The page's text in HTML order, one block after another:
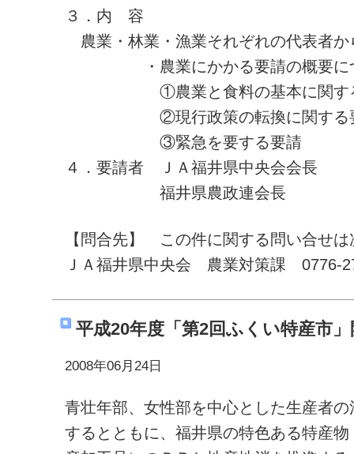
３．内 容
農業・林業・漁業それぞれの代表者か
・農業にかかる要請の概要に
①農業と食料の基本に関す
②現行政策の転換に関する
③緊急を要する要請
４．要請者 ＪＡ福井県中央会会長
福井県農政連会長
【問合先】 この件に関する問い合せは
ＪＡ福井県中央会 農業対策課 0776-
平成20年度「第2回ふくい特産市」
2008年06月24日
青壮年部、女性部を中心とした生産者
するとともに、福井県の特色ある特産